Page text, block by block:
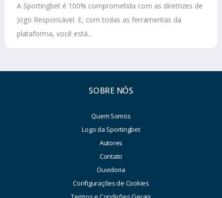
A Sportingbet é 100% comprometida com as diretrizes de
Jogo Responsável. E, com todas as ferramentas da
plataforma, você está...
SOBRE NÓS
Quem Somos
Logo da Sportingbet
Autores
Contato
Ouvidoria
Configurações de Cookies